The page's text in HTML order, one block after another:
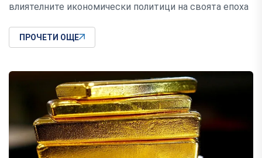
влиятелните икономически политици на своята епоха
ПРОЧЕТИ ОЩЕ